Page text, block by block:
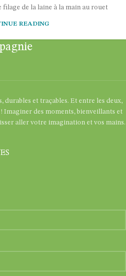
de la laine à la main au rouet
READING
durables et traçables. Et entre les deux,
Imaginer des moments, bienveillants et
aller votre imagination et vos mains.